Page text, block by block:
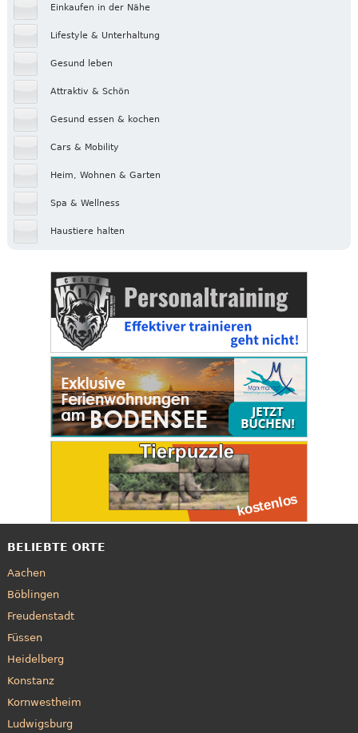
Einkaufen in der Nähe
Lifestyle & Unterhaltung
Gesund leben
Attraktiv & Schön
Gesund essen & kochen
Cars & Mobility
Heim, Wohnen & Garten
Spa & Wellness
Haustiere halten
BELIEBTE ORTE
Aachen
Böblingen
Freudenstadt
Füssen
Heidelberg
Konstanz
Kornwestheim
Ludwigsburg